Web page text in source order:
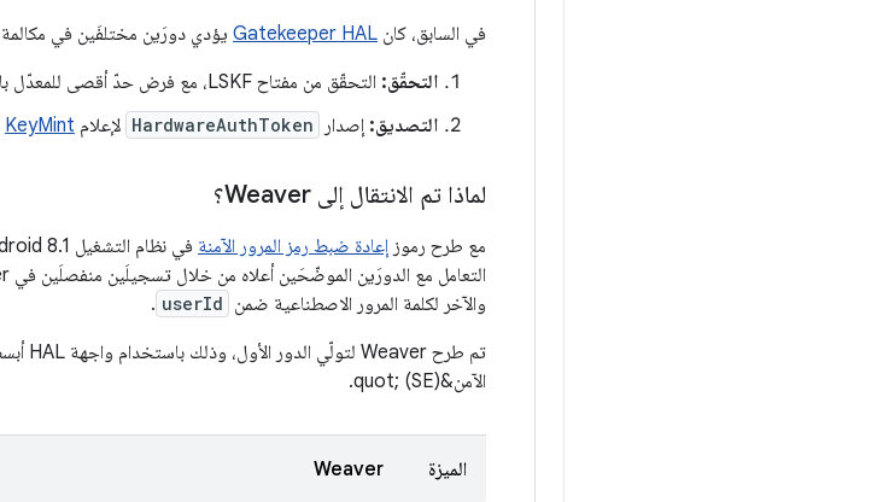
في السابق، كان Gatekeeper HAL يؤدي دورَين مختلفَين في مكالمة
التحقّق: التحقّق من مفتاح LSKF، مع فرض حدّ أقصى للمعدّل باستخدام بيئة التنفيذ الموثوقة (TEE).
التصديق: إصدار HardwareAuthToken لإعلام KeyMint
لماذا تم الانتقال إلى Weaver؟
مع طرح رموز إعادة ضبط رمز المرور الآمنة
التعامل مع الدورَين الموضّحَين أعلاه من خلال تسجيلَين منفصلَين في Gatekeeper، أحدهما لميزة LSKF ضمن
والآخر لكلمة المرور الاصطناعية ضمن userId
.
الآمن&quot; (SE).
الميزة Weaver